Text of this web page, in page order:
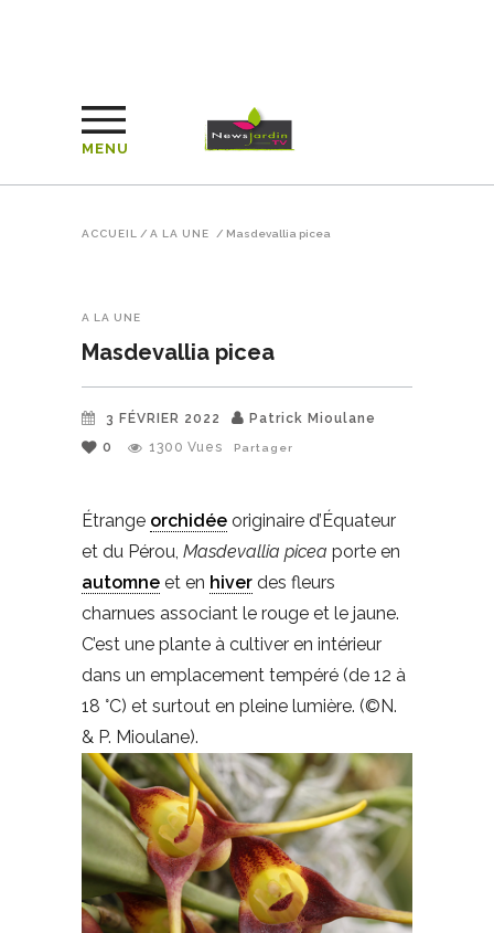
MENU
ACCUEIL / A LA UNE / Masdevallia picea
A LA UNE
Masdevallia picea
3 FÉVRIER 2022
Patrick Mioulane
0
1300 Vues Partager
Étrange orchidée originaire d’Équateur
et du Pérou, Masdevallia picea porte en
automne et en hiver des fleurs
charnues associant le rouge et le jaune.
C’est une plante à cultiver en intérieur
dans un emplacement tempéré (de 12 à
18 °C) et surtout en pleine lumière. (©N.
& P. Mioulane).